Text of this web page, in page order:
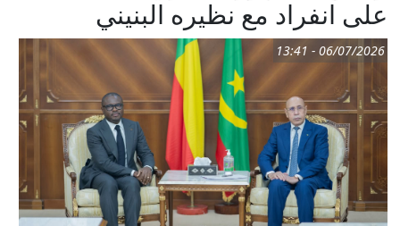
على انفراد مع نظيره البنيني
06/07/2026 - 13:41